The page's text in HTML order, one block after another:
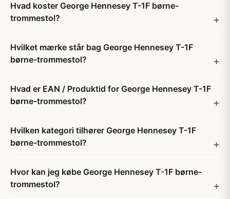
Hvad koster George Hennesey T-1F børne-
trommestol?
Hvilket mærke står bag George Hennesey T-1F
børne-trommestol?
Hvad er EAN / Produktid for George Hennesey T-1F
børne-trommestol?
Hvilken kategori tilhører George Hennesey T-1F
børne-trommestol?
Hvor kan jeg købe George Hennesey T-1F børne-
trommestol?